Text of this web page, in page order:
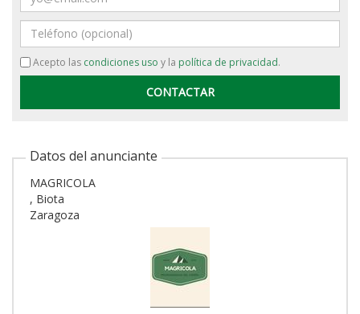
Teléfono
Acepto las condiciones uso y la política de privacidad.
Datos del anunciante
MAGRICOLA
, Biota
Zaragoza